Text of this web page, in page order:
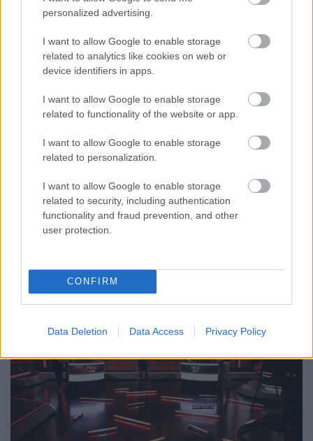
personalized advertising.
I want to allow Google to enable storage
related to analytics like cookies on web or
device identifiers in apps.
I want to allow Google to enable storage
related to functionality of the website or app.
I want to allow Google to enable storage
related to personalization.
I want to allow Google to enable storage
related to security, including authentication
functionality and fraud prevention, and other
user protection.
CONFIRM
Data Deletion Data Access Privacy Policy
Ezzel szinte napra pontosan tizenhárom év után
szakít az egységes logókkal a közmédia.